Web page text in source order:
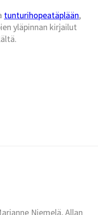
tunturihopeatäplään,
yläpinnan kirjailut
Niemelä, Allan